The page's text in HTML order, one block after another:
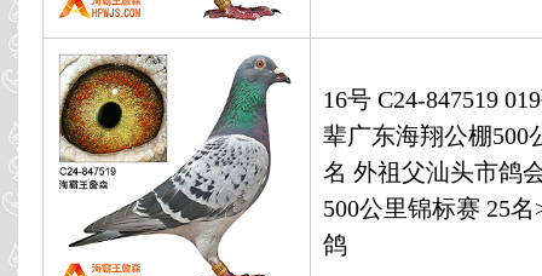
16号 C24-847519
辈广东海翔公棚500
名 外祖父汕头市鸽
500公里锦标赛 25
鸽